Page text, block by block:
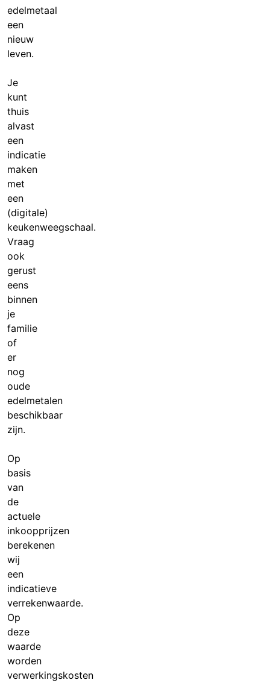
edelmetaal
een
nieuw
leven.
Je
kunt
thuis
alvast
een
indicatie
maken
met
een
(digitale)
keukenweegschaal.
Vraag
ook
gerust
eens
binnen
je
familie
of
er
nog
oude
edelmetalen
beschikbaar
zijn.
Op
basis
van
de
actuele
inkoopprijzen
berekenen
wij
een
indicatieve
verrekenwaarde.
Op
deze
waarde
worden
verwerkingskosten